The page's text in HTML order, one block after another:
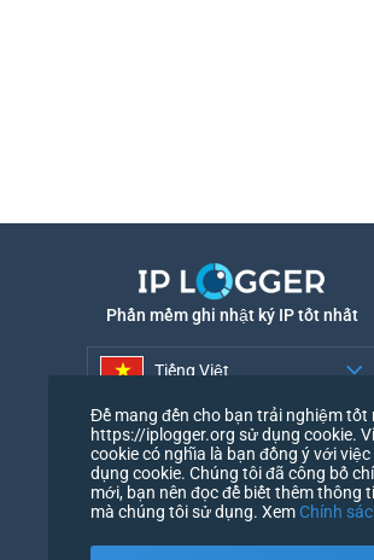
Phần mềm ghi nhật ký IP tốt nhất
Tiếng Việt
Tiếng Việt
Để mang đến cho bạn trải nghiệm tốt
https://iplogger.org sử dụng cookie.
cookie có nghĩa là bạn đồng ý với
dụng cookie. Chúng tôi đã công bố
mới, bạn nên đọc để biết thêm thông
mà chúng tôi sử dụng. Xem Chính